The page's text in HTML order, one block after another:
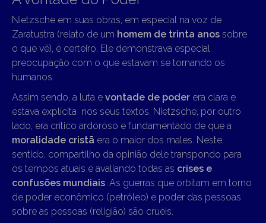
Nietzsche em suas obras, em especial na voz de
Zaratustra (relato de um homem de trinta anos sobre
o que vê), é certeiro. Ele demonstrava especial
preocupação com o que estavam se tornando os
humanos.
Assim sendo, a luta e vontade de poder era clara e
estava explícita nos seus textos. Nietzsche, por outro
lado, era crítico ardoroso e fundamentado de que a
moralidade cristã era o maior dos males. Neste
sentido, compartilho da opinião dele transpondo para
os tempos atuais e avaliando todas as crises e
confusões mundiais. As guerras que orbitam em torno
de poder econômico (petróleo) e poder das pessoas
sobre as pessoas (religião) são cruéis.